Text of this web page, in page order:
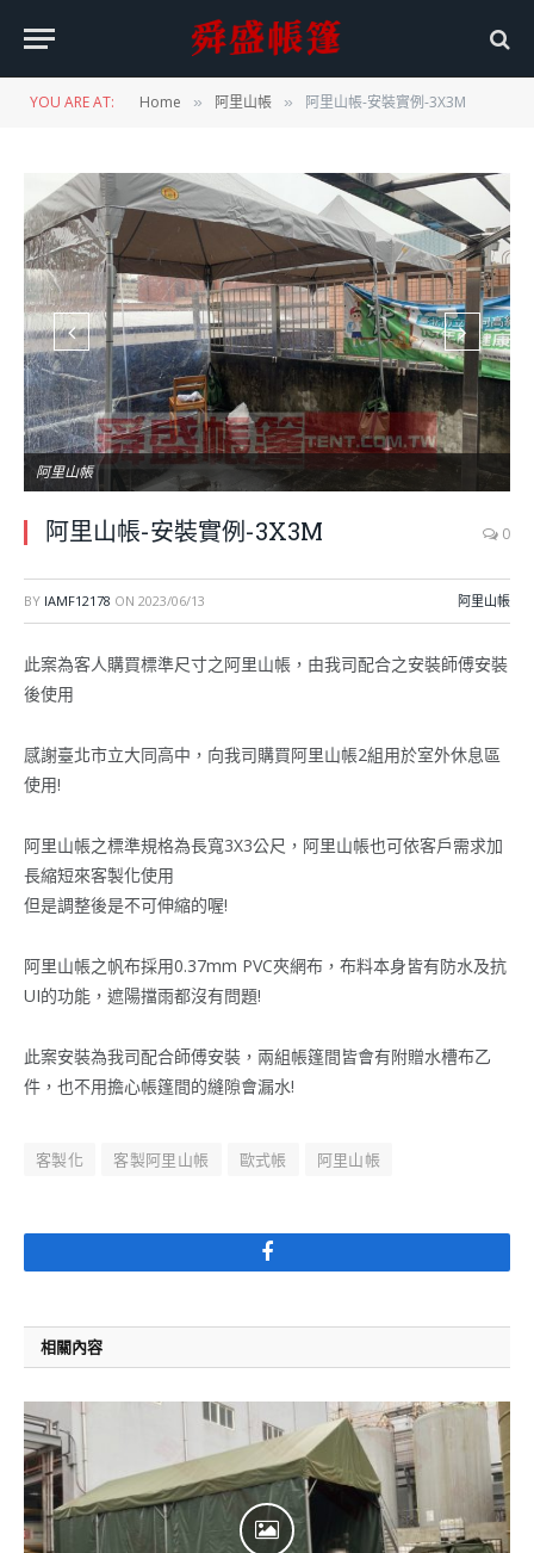
YOU ARE AT: Home » 阿里山帳 » 阿里山帳-安裝實例-3X3M
阿里山帳
阿里山帳-安裝實例-3X3M 0
BY IAMF12178 ON 2023/06/13 阿里山帳
此案為客人購買標準尺寸之阿里山帳，由我司配合之安裝師傅安裝
後使用
感謝臺北市立大同高中，向我司購買阿里山帳2組用於室外休息區
使用!
阿里山帳之標準規格為長寬3X3公尺，阿里山帳也可依客戶需求加
長縮短來客製化使用
但是調整後是不可伸縮的喔!
阿里山帳之帆布採用0.37mm PVC夾網布，布料本身皆有防水及抗
UI的功能，遮陽擋雨都沒有問題!
此案安裝為我司配合師傅安裝，兩組帳篷間皆會有附贈水槽布乙
件，也不用擔心帳篷間的縫隙會漏水!
客製化 客製阿里山帳 歐式帳 阿里山帳
Facebook
相關內容